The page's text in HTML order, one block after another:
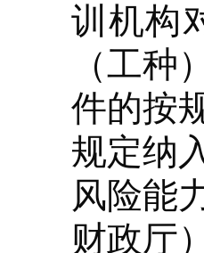
训机构
（工
件的按
规定纳
风险能
财政厅）